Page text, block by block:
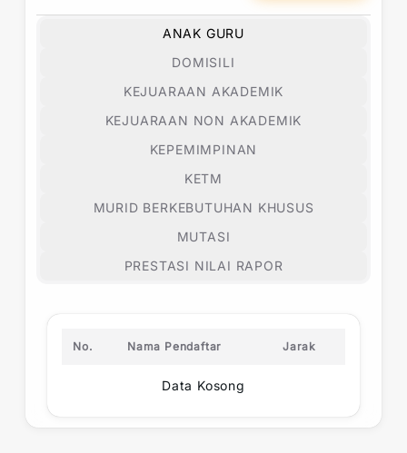
ANAK GURU
DOMISILI
KEJUARAAN AKADEMIK
KEJUARAAN NON AKADEMIK
KEPEMIMPINAN
KETM
MURID BERKEBUTUHAN KHUSUS
MUTASI
PRESTASI NILAI RAPOR
No. Nama Pendaftar Jarak
Data Kosong